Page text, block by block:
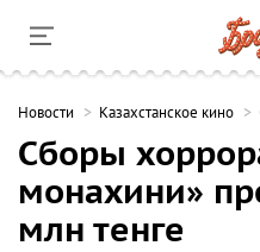
Новости Казахстанское кино
Сборы
монахини»
млн тенге